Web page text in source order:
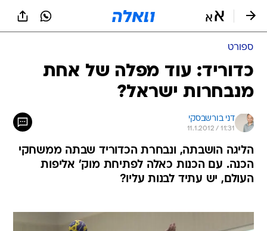
ספורט
כדוריד: עוד מפלה של אחת
מנבחרות ישראל?
דני בורשבסקי
11.1.2012 / 11:31
הליגה הושבתה, ונבחרת הכדוריד שבתה ממשחקי
הכנה. עם הכנות כאלה לפתיחת מוק' אליפות
העולם, יש עתיד לבנות עליו?